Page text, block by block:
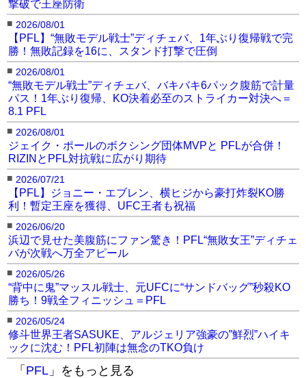
撃破で王座防衛
■ 2026/08/01
【PFL】“無敗モデル戦士”ディチェバ、1年ぶり復帰戦で完
勝！無敗記録を16に、スタンド打撃で圧倒
■ 2026/08/01
“無敗モデル戦士”ディチェバ、バキバキ6パック腹筋で計量
パス！1年ぶり復帰、KO決着必至のストライカー対決へ＝
8.1 PFL
■ 2026/08/01
ジェイク・ポールのボクシング団体MVPと PFLが合併！
RIZINとPFL対抗戦に広がり期待
■ 2026/07/21
【PFL】ジョニー・エブレン、横ヒジから豪打炸裂KO勝
利！暫定王座を獲得、UFC王者も祝福
■ 2026/06/20
浜辺で見せた美腹筋にファン驚き！PFL“無敗女王”ディチェ
バが次戦へ万全アピール
■ 2026/05/26
“背中に鬼”マッスル戦士、元UFCに“サンドバッグ”秒殺KO
勝ち！9戦全フィニッシュ＝PFL
■ 2026/05/24
修斗世界王者SASUKE、アルジェリア強豪の”鮮烈”ハイキ
ックに沈む！PFL初陣は無念のTKO負け
「 PFL 」をもっと見る